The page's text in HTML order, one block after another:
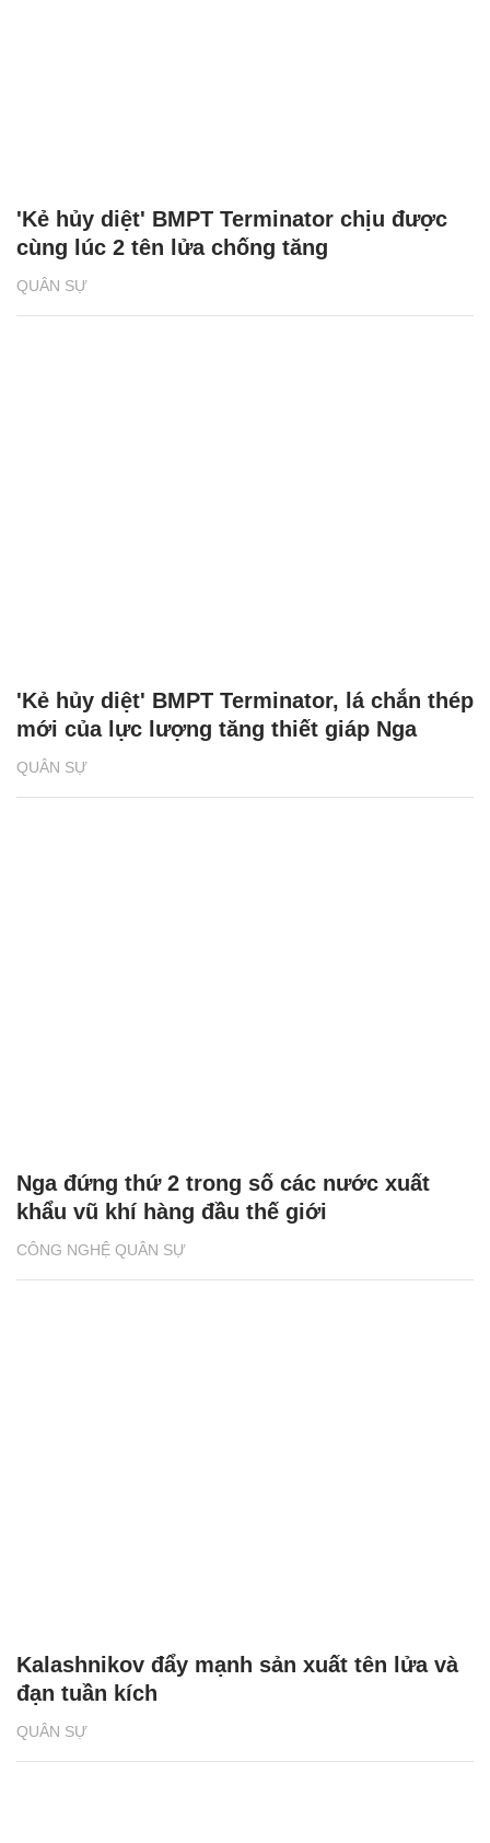
QUÂN SỰ
'Kẻ hủy diệt' BMPT Terminator chịu được
cùng lúc 2 tên lửa chống tăng
QUÂN SỰ
'Kẻ hủy diệt' BMPT Terminator, lá chắn thép
mới của lực lượng tăng thiết giáp Nga
CÔNG NGHỆ QUÂN SỰ
Nga đứng thứ 2 trong số các nước xuất
khẩu vũ khí hàng đầu thế giới
QUÂN SỰ
Kalashnikov đẩy mạnh sản xuất tên lửa và
đạn tuần kích